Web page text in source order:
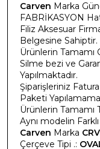
Carven Marka
FABRİKASYON
Filiz Aksesuar
Belgesine Sahiptir.
Ürünlerin Tamamı
Silme bezi ve
Yapılmaktadır.
Şiparişleriniz
Paketi
Ürünlerin Tamamı
Aynı modelin
Carven Marka
Çerçeve Tipi .: